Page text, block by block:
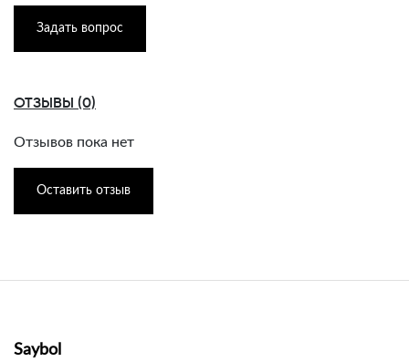
Задать вопрос
ОТЗЫВЫ (0)
Отзывов пока нет
Оставить отзыв
Saybol